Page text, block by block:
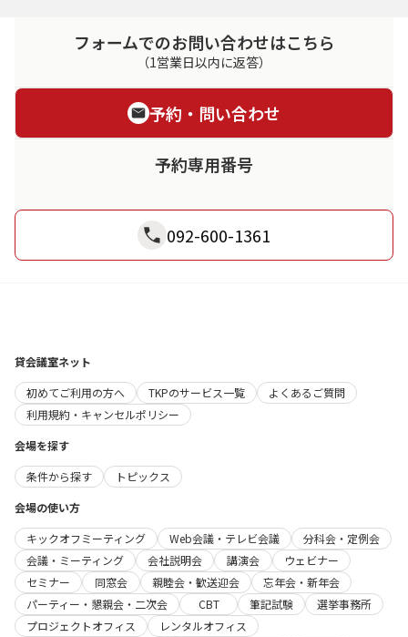
フォームでのお問い合わせはこちら
（1営業日以内に返答）
予約・問い合わせ
予約専用番号
092-600-1361
貸会議室ネット
初めてご利用の方へ
TKPのサービス一覧
よくあるご質問
利用規約・キャンセルポリシー
会場を探す
条件から探す
トピックス
会場の使い方
キックオフミーティング
Web会議・テレビ会議
分科会・定例会
会議・ミーティング
会社説明会 講演会
ウェビナー
セミナー
同窓会 親睦会・歓送迎会
忘年会・新年会
パーティー・懇親会・二次会
CBT 筆記試験
選挙事務所
プロジェクトオフィス
レンタルオフィス